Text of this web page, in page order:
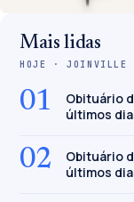
Mais lidas
HOJE · JOINVILLE
01
Obituário
últimos
02
Obituário
últimos